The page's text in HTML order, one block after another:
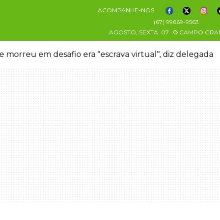
ACOMPANHE-NOS
(67) 99669-9563
AGOSTO, SEXTA 07 CAMPO
morreu em desafio era "escrava virtual", diz delegada